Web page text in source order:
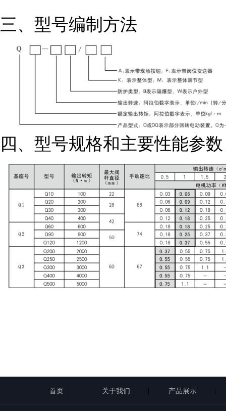
三、型号编制方法
四、型号规格和主要性能参数
首页 关于我们 产品展示